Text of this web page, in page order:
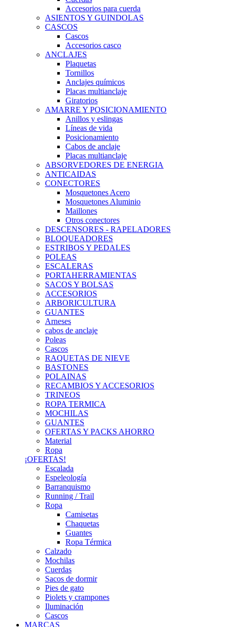
Accesorios para cuerda
ASIENTOS Y GUINDOLAS
CASCOS
Cascos
Accesorios casco
ANCLAJES
Plaquetas
Tornillos
Anclajes químicos
Placas multianclaje
Giratorios
AMARRE Y POSICIONAMIENTO
Anillos y eslingas
Líneas de vida
Posicionamiento
Cabos de anclaje
Placas multianclaje
ABSORVEDORES DE ENERGIA
ANTICAIDAS
CONECTORES
Mosquetones Acero
Mosquetones Aluminio
Maillones
Otros conectores
DESCENSORES - RAPELADORES
BLOQUEADORES
ESTRIBOS Y PEDALES
POLEAS
ESCALERAS
PORTAHERRAMIENTAS
SACOS Y BOLSAS
ACCESORIOS
ARBORICULTURA
GUANTES
Arneses
cabos de anclaje
Poleas
Cascos
RAQUETAS DE NIEVE
BASTONES
POLAINAS
RECAMBIOS Y ACCESORIOS
TRINEOS
ROPA TERMICA
MOCHILAS
GUANTES
OFERTAS Y PACKS AHORRO
Material
Ropa
¡OFERTAS!
Escalada
Espeleología
Barranquismo
Running / Trail
Ropa
Camisetas
Chaquetas
Guantes
Ropa Térmica
Calzado
Mochilas
Cuerdas
Sacos de dormir
Pies de gato
Piolets y crampones
Iluminación
Cascos
MARCAS